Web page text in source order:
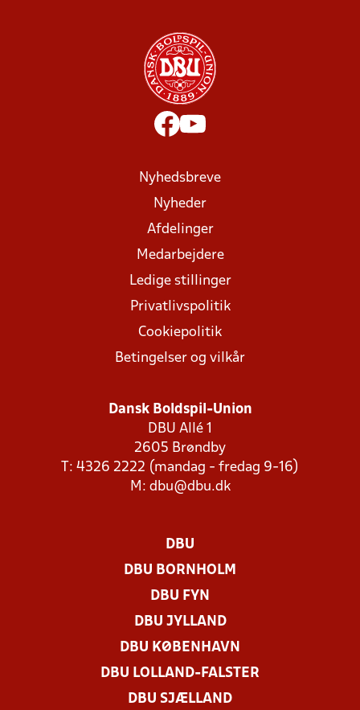
Nyhedsbreve
Nyheder
Afdelinger
Medarbejdere
Ledige stillinger
Privatlivspolitik
Cookiepolitik
Betingelser og vilkår
Dansk Boldspil-Union
DBU Allé 1
2605 Brøndby
T: 4326 2222 (mandag - fredag 9-16)
M: dbu@dbu.dk
DBU
DBU BORNHOLM
DBU FYN
DBU JYLLAND
DBU KØBENHAVN
DBU LOLLAND-FALSTER
DBU SJÆLLAND